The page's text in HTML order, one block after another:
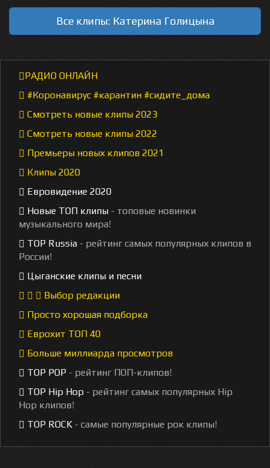
Все клипы: Катерина Голицына
РАДИО ОНЛАЙН
#Коронавирус #карантин #сидите_дома
Смотреть новые клипы 2023
Смотреть новые клипы 2022
Премьеры новых клипов 2021
Клипы 2020
Евровидение 2020
Новые ТОП клипы - топовые новинки
музыкального мира!
TOP Russia - рейтинг самых популярных клипов в
России!
Цыганские клипы и песни
Выбор редакции
Просто хорошая подборка
Еврохит ТОП 40
Больше миллиарда просмотров
TOP POP - рейтинг ПОП-клипов!
TOP Hip Hop - рейтинг самых популярных Hip
Hop клипов!
TOP ROCK - самые популярные рок клипы!